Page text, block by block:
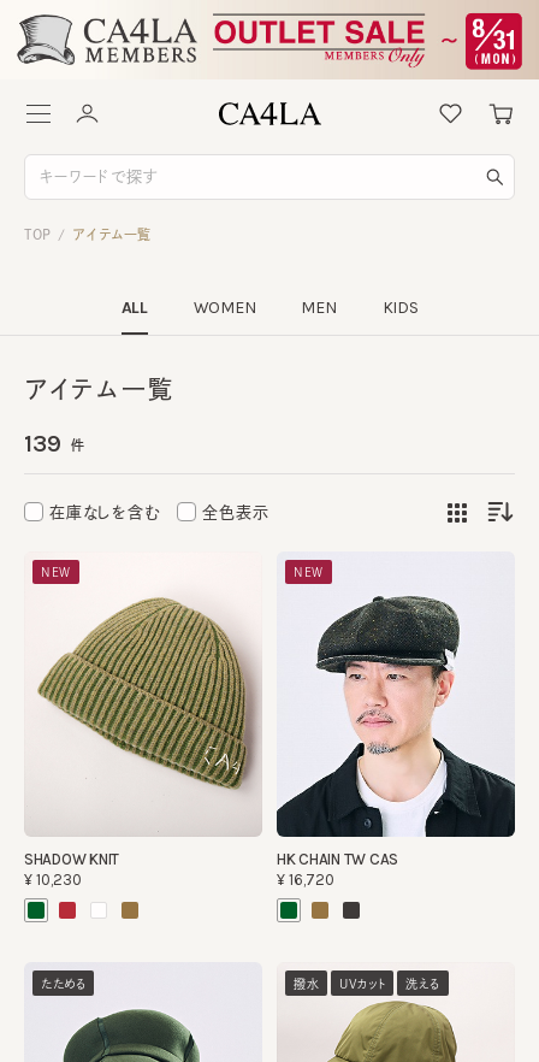
TOP / アイテム一覧
ALL WOMEN MEN KIDS
アイテム一覧
139 件
在庫なしを含む 全色表示
NEW
SHADOW KNIT
¥10,230
NEW
HK CHAIN TW CAS
¥16,720
たためる 撥水 UVカット 洗える